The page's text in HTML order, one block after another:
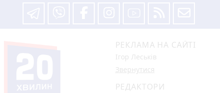
РЕКЛАМА НА САЙТІ
Ігор Леськів
Звернутися
РЕДАКТОРИ